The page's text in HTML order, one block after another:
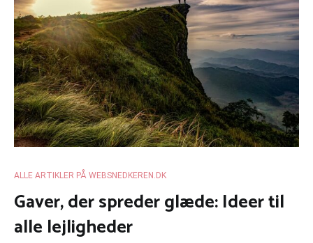
ALLE ARTIKLER PÅ WEBSNEDKEREN.DK
Gaver, der spreder glæde: Ideer til
alle lejligheder